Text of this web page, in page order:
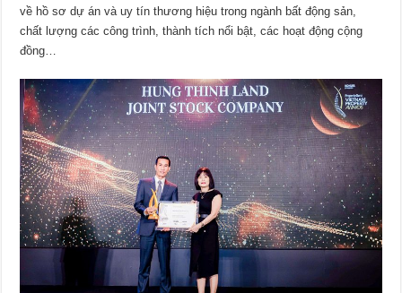
về hồ sơ dự án và uy tín thương hiệu trong ngành bất động sản,
chất lượng các công trình, thành tích nổi bật, các hoạt động cộng
đồng…